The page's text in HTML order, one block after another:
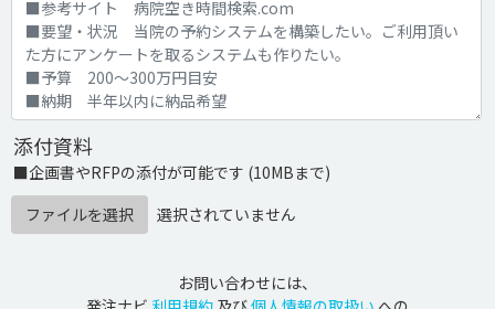
添付資料
■企画書やRFPの添付が可能です (10MBまで)
ファイルを選択
選択されていません
お問い合わせには、